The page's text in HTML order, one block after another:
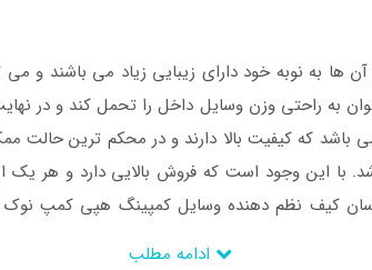
به نوبه خود دارای زیبایی زیاد می باشند و می
به راحتی وزن وسایل داخل را تحمل کند و در
که کیفیت بالا دارند و در محکم ترین حالت
این وجود است که فروش بالایی دارد و هر یک از
کیف نظم دهنده وسایل کمپینگ هپی کمپ نوک